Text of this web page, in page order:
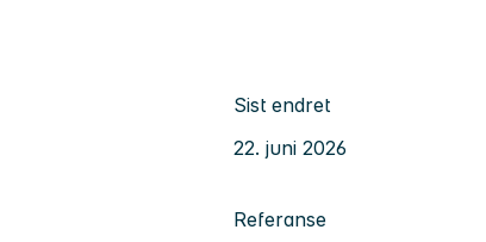
Sist endret
22. juni 2026
Referanse